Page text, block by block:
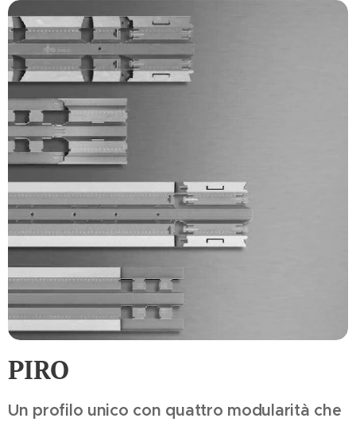
PIRO
Un profilo unico con quattro modularità che